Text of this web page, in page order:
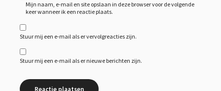
Mijn naam, e-mail en site opslaan in deze browser voor de volgende
keer wanneer ik een reactie plaats.
Stuur mij een e-mail als er vervolgreacties zijn.
Stuur mij een e-mail als er nieuwe berichten zijn.